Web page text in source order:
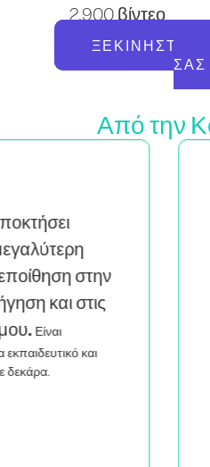
2.900 βίντεο
ΞΕΚΙΝΉΣΤΕ
ΣΑΣ
Από την
Ως μητέρα
επίσης μαύρη
και με
να νιώθω ότι
που κάνει